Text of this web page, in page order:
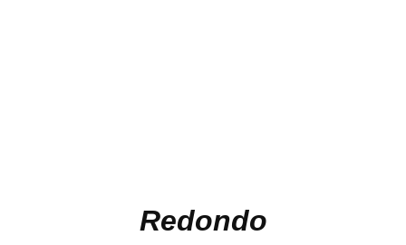
Redondo